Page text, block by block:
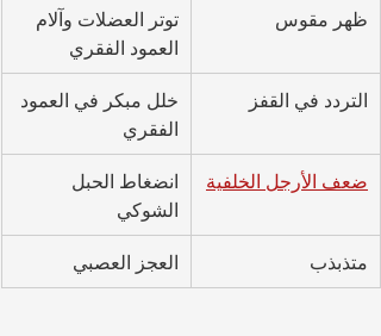
ظهر مقوس
توتر العضلات وآلام
العمود الفقري
التردد في القفز
خلل مبكر في العمود
الفقري
ضعف الأرجل الخلفية
انضغاط الحبل
الشوكي
متذبذب العجز العصبي